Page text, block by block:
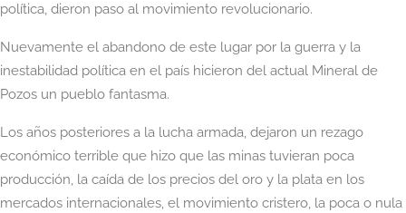
política, dieron paso al movimiento revolucionario.
Nuevamente el abandono de este lugar por la guerra y la
inestabilidad política en el país hicieron del actual Mineral de
Pozos un pueblo fantasma.
Los años posteriores a la lucha armada, dejaron un rezago
económico terrible que hizo que las minas tuvieran poca
producción, la caída de los precios del oro y la plata en los
mercados internacionales, el movimiento cristero, la poca o nula